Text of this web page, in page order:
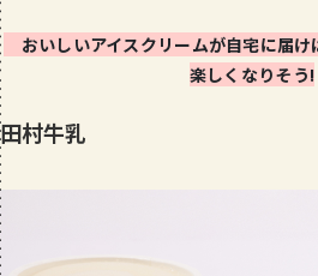
_vol.1
おいしいアイスクリームが自宅に届け
楽しくなりそう!
田村牛乳